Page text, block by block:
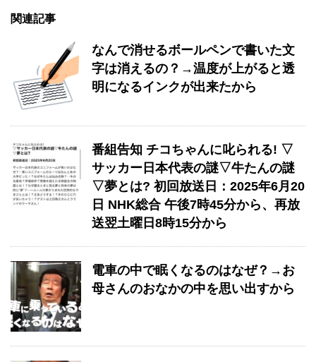
関連記事
なんで消せるボールペンで書いた文
字は消えるの？→温度が上がると透
明になるインクが出来たから
番組告知 チコちゃんに叱られる! ▽
サッカー日本代表の謎▽牛たんの謎
▽夢とは? 初回放送日：2025年6月20
日 NHK総合 午後7時45分から、再放
送翌土曜日8時15分から
電車の中で眠くなるのはなぜ？→お
母さんのおなかの中を思い出すから